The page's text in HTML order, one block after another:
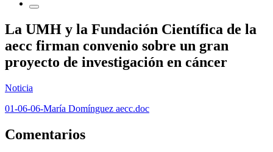
La UMH y la Fundación Científica de la
aecc firman convenio sobre un gran
proyecto de investigación en cáncer
Noticia
01-06-06-María Domínguez aecc.doc
Comentarios